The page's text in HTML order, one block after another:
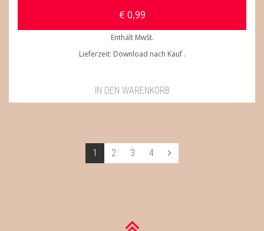
€0,99
Enthält MwSt.
Lieferzeit: Download nach Kauf
IN DEN WARENKORB
Seiten:
1
2 3 4